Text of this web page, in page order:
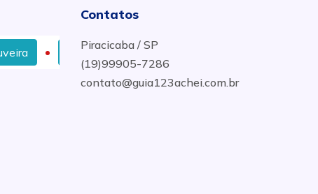
Comércio de Aço e Ferragem Armada em Ipeúna
Contatos
Piracicaba / SP
(19)99905-7286
contato@guia123achei.com.br